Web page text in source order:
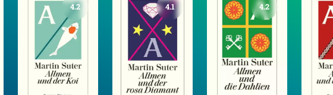
4.2 4.1 4.2